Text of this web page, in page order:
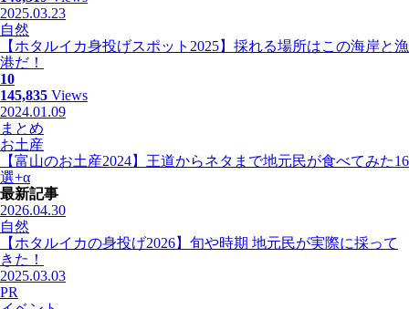
2025.03.23
自然
【ホタルイカ身投げスポット2025】採れる場所はこの海岸と漁
港だ！
10
145,835 Views
2024.01.09
まとめ
お土産
【富山のお土産2024】王道からネタまで地元民が食べてみた16
選+α
最新記事
2026.04.30
自然
【ホタルイカの身投げ2026】旬や時期 地元民が実際に採って
きた！
2025.03.03
PR